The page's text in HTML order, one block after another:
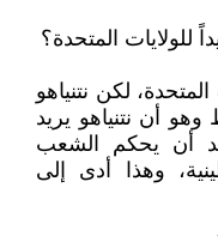
المتحدة؟
لكن نتنياهو
أن نتنياهو يريد
أن يحكم الشعب
وهذا أدى إلى